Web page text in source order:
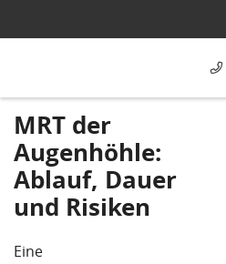
MRT der
Augenhöhle:
Ablauf, Dauer
und Risiken
Eine